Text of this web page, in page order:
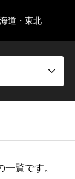
道・東北
覧です。